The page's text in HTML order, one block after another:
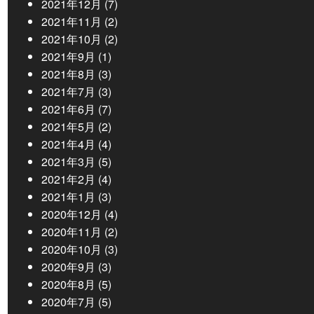
2021年12月 (7)
2021年11月 (2)
2021年10月 (2)
2021年9月 (1)
2021年8月 (3)
2021年7月 (3)
2021年6月 (7)
2021年5月 (2)
2021年4月 (4)
2021年3月 (5)
2021年2月 (4)
2021年1月 (3)
2020年12月 (4)
2020年11月 (2)
2020年10月 (3)
2020年9月 (3)
2020年8月 (5)
2020年7月 (5)